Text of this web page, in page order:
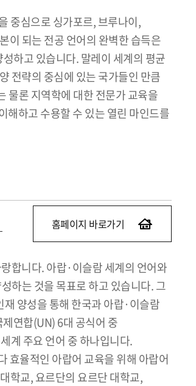
중심으로 싱가포르, 브루나이,
이 되는 전공 언어의 완벽한 습득은
하고 있습니다. 말레이 세계의 평균
전략의 중심에 있는 국가들인 만큼
물론 지역학에 대한 전문가 교육을
해하고 수용할 수 있는 열린 마인드를
홈페이지 바로가기
합니다. 아랍·이슬람 세계의 언어와
하는 것을 목표로 하고 있습니다. 그
양성을 통해 한국과 아랍·이슬람
연합(UN) 6대 공식어 중
계 주요 언어 중 하나입니다.
효율적인 아랍어 교육을 위해 아랍어
학교, 요르단의 요르단 대학교,